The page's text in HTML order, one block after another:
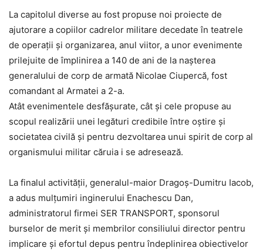
La capitolul diverse au fost propuse noi proiecte de
ajutorare a copiilor cadrelor militare decedate în teatrele
de operații și organizarea, anul viitor, a unor evenimente
prilejuite de împlinirea a 140 de ani de la nașterea
generalului de corp de armată Nicolae Ciupercă, fost
comandant al Armatei a 2-a.
Atât evenimentele desfășurate, cât și cele propuse au
scopul realizării unei legături credibile între oştire şi
societatea civilă şi pentru dezvoltarea unui spirit de corp al
organismului militar căruia i se adresează.
La finalul activității, generalul-maior Dragoș-Dumitru Iacob,
a adus mulțumiri inginerului Enachescu Dan,
administratorul firmei SER TRANSPORT, sponsorul
burselor de merit și membrilor consiliului director pentru
implicare și efortul depus pentru îndeplinirea obiectivelor